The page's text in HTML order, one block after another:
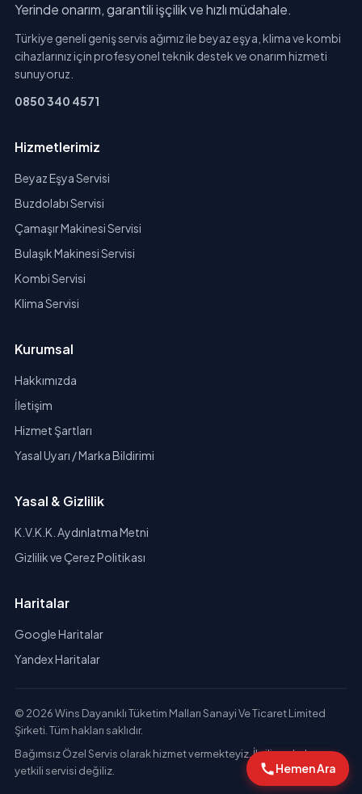
Yerinde onarım, garantili işçilik ve hızlı müdahale.
Türkiye geneli geniş servis ağımız ile beyaz eşya, klima ve kombi
cihazlarınız için profesyonel teknik destek ve onarım hizmeti
sunuyoruz.
0850 340 4571
Hizmetlerimiz
Beyaz Eşya Servisi
Buzdolabı Servisi
Çamaşır Makinesi Servisi
Bulaşık Makinesi Servisi
Kombi Servisi
Klima Servisi
Kurumsal
Hakkımızda
İletişim
Hizmet Şartları
Yasal Uyarı / Marka Bildirimi
Yasal & Gizlilik
K.V.K.K. Aydınlatma Metni
Gizlilik ve Çerez Politikası
Haritalar
Google Haritalar
Yandex Haritalar
© 2026 Wins Dayanıklı Tüketim Malları Sanayi Ve Ticaret Limited
Şirketi. Tüm hakları saklıdır.
Bağımsız Özel Servis olarak hizmet vermekteyiz. İlgili markaların
yetkili servisi değiliz.
Hemen Ara